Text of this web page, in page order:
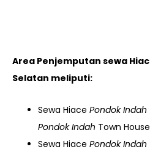
Area Penjemputan sewa
Selatan meliputi:
Sewa Hiace Pondok Indah
Pondok Indah Town House
Sewa Hiace Pondok Indah